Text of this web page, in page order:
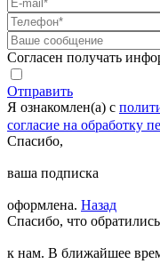
Согласен получать
Отправить
Я ознакомлен(а) с
согласие на обработку
Спасибо,
ваша подписка
оформлена. Назад
Спасибо, что обратились
к нам. В ближайшее